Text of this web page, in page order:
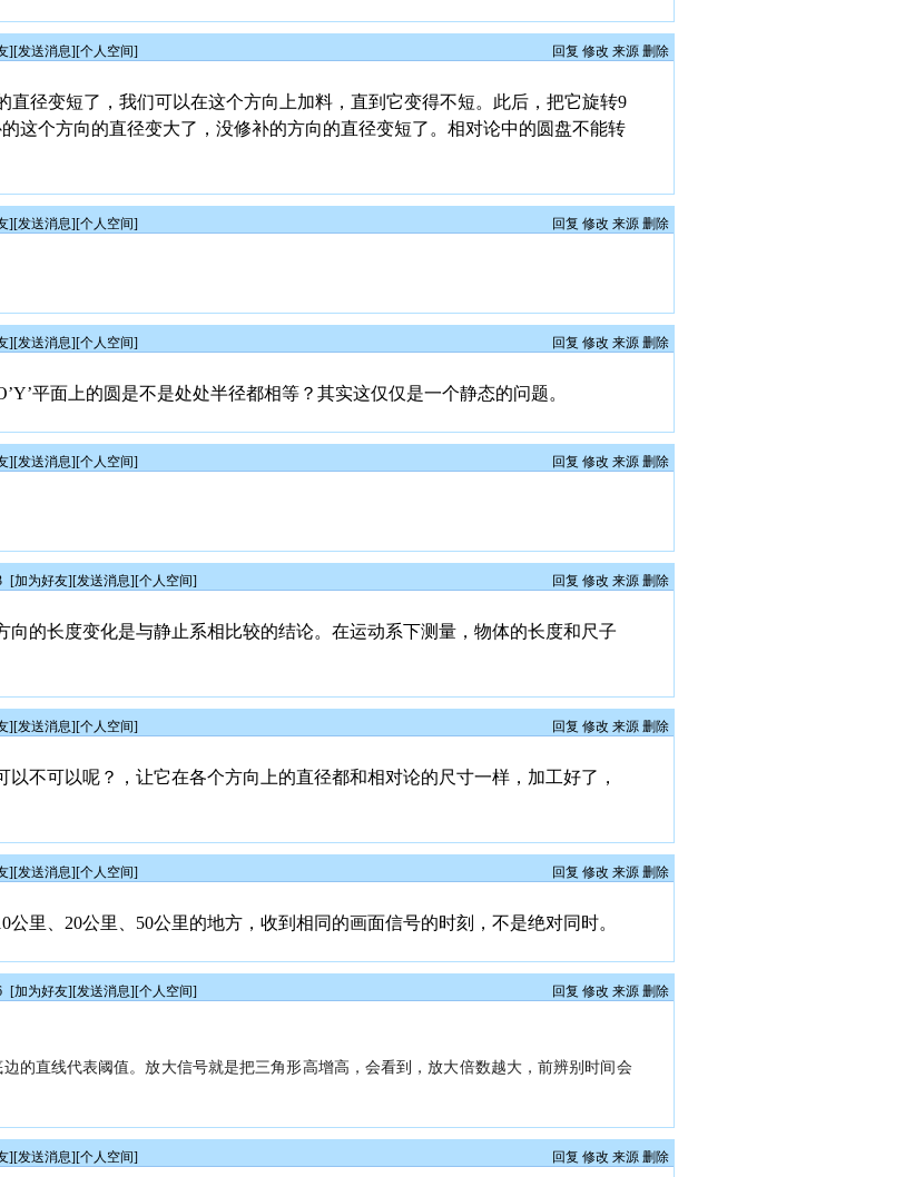
][发送消息][个人空间] 回复 修改 来源 删除
直径变短了，我们可以在这个方向上加料，直到它变得不短。此后，把它旋转9
这个方向的直径变大了，没修补的方向的直径变短了。相对论中的圆盘不能转
][发送消息][个人空间] 回复 修改 来源 删除
][发送消息][个人空间] 回复 修改 来源 删除
平面上的圆是不是处处半径都相等？其实这仅仅是一个静态的问题。
][发送消息][个人空间] 回复 修改 来源 删除
[加为好友][发送消息][个人空间] 回复 修改 来源 删除
向的长度变化是与静止系相比较的结论。在运动系下测量，物体的长度和尺子
][发送消息][个人空间] 回复 修改 来源 删除
不可以呢？，让它在各个方向上的直径都和相对论的尺寸一样，加工好了，
][发送消息][个人空间] 回复 修改 来源 删除
里、20公里、50公里的地方，收到相同的画面信号的时刻，不是绝对同时。
[加为好友][发送消息][个人空间] 回复 修改 来源 删除
的直线代表阈值。放大信号就是把三角形高增高，会看到，放大倍数越大，前辨别时间会
][发送消息][个人空间] 回复 修改 来源 删除